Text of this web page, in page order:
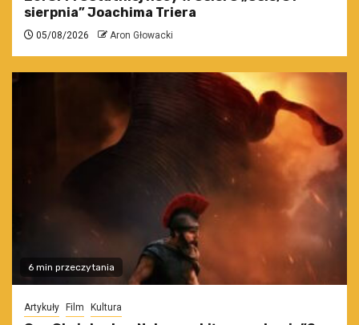
sierpnia” Joachima Triera
05/08/2026 Aron Głowacki
6 min przeczytania
Artykuły Film Kultura